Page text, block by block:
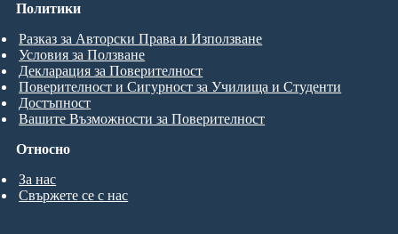
Относно
За нас
Свържете се с нас
Политики
Разказ за Авторски Права и Използване
Условия за Ползване
Декларация за Поверителност
Поверителност и Сигурност за Училища и Студенти
Достъпност
Вашите Възможности за Поверителност